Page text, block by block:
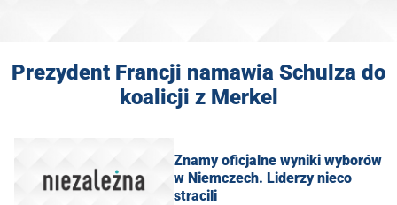
Prezydent Francji namawia Schulza do
koalicji z Merkel
Znamy oficjalne wyniki wyborów
w Niemczech. Liderzy nieco
stracili